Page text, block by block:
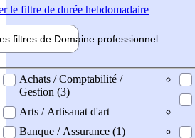
le filtre de durée hebdomadaire
filtres de Domaine professionnel
professionel
Achats / Comptabilité /
Gestion (3)
Arts / Artisanat d'art
Banque / Assurance (1)